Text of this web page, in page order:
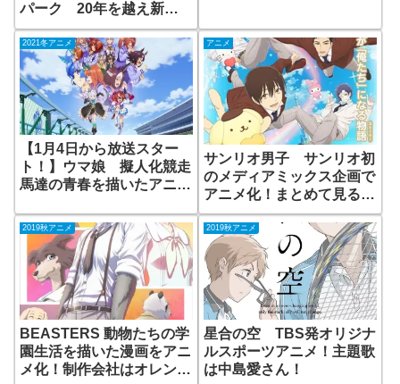
パーク 20年を越え新刊
が発売される大人気小説
遂にアニメ化 無料で見ら
れる動画配信サイトはあ
る？
2021冬アニメ
【1月4日から放送スター
ト！】ウマ娘 擬人化競走
馬達の青春を描いたアニメ
で見られる動画配信サイト
はある？
アニメ
サンリオ男子 サンリオ初
のメディアミックス企画で
アニメ化！まとめて見るの
に便利な動画配信サイト
は？
2019秋アニメ
BEASTERS 動物たちの学
園生活を描いた漫画をアニ
メ化！制作会社はオレン
2019秋アニメ
星合の空 TBS発オリジナ
ルスポーツアニメ！主題歌
は中島愛さん！